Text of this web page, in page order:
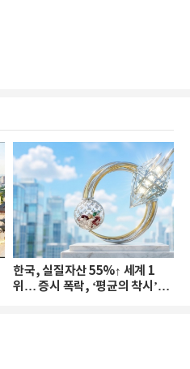
한국, 실질자산 55%↑ 세계 1
위… 증시 폭락, ‘평균의 착시’와